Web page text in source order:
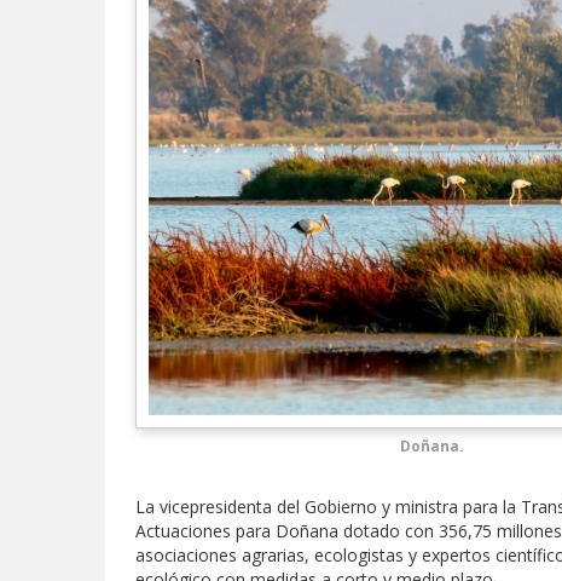
Doñana.
La vicepresidenta del Gobierno y ministra para la
Actuaciones para Doñana dotado con 356,75
asociaciones agrarias, ecologistas y expertos